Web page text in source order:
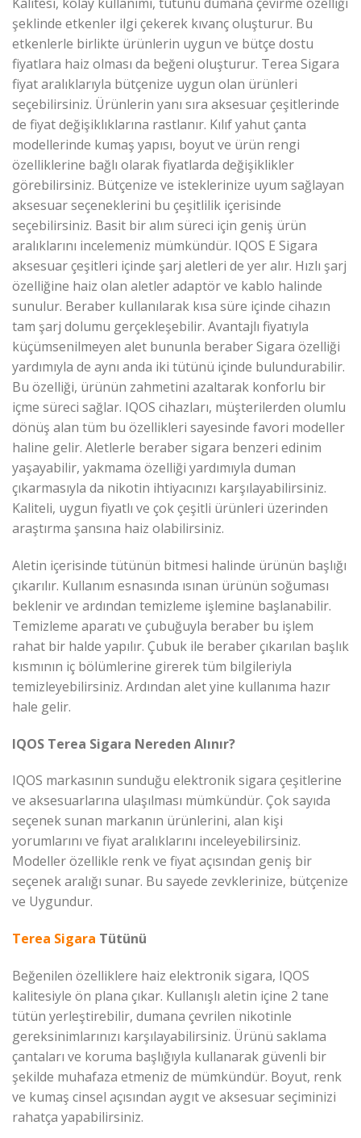
şeklinde etkenler ilgi çekerek kıvanç oluşturur. Bu
etkenlerle birlikte ürünlerin uygun ve bütçe dostu
fiyatlara haiz olması da beğeni oluşturur. Terea Sigara
fiyat aralıklarıyla bütçenize uygun olan ürünleri
seçebilirsiniz. Ürünlerin yanı sıra aksesuar çeşitlerinde
de fiyat değişiklıklarına rastlanır. Kılıf yahut çanta
modellerinde kumaş yapısı, boyut ve ürün rengi
özelliklerine bağlı olarak fiyatlarda değişiklikler
görebilirsiniz. Bütçenize ve isteklerinize uyum sağlayan
aksesuar seçeneklerini bu çeşitlilik içerisinde
seçebilirsiniz. Basit bir alım süreci için geniş ürün
aralıklarını incelemeniz mümkündür. IQOS E Sigara
aksesuar çeşitleri içinde şarj aletleri de yer alır. Hızlı şarj
özelliğine haiz olan aletler adaptör ve kablo halinde
sunulur. Beraber kullanılarak kısa süre içinde cihazın
tam şarj dolumu gerçekleşebilir. Avantajlı fiyatıyla
küçümsenilmeyen alet bununla beraber Sigara özelliği
yardımıyla de aynı anda iki tütünü içinde bulundurabilir.
Bu özelliği, ürünün zahmetini azaltarak konforlu bir
içme süreci sağlar. IQOS cihazları, müşterilerden olumlu
dönüş alan tüm bu özellikleri sayesinde favori modeller
haline gelir. Aletlerle beraber sigara benzeri edinim
yaşayabilir, yakmama özelliği yardımıyla duman
çıkarmasıyla da nikotin ihtiyacınızı karşılayabilirsiniz.
Kaliteli, uygun fiyatlı ve çok çeşitli ürünleri üzerinden
araştırma şansına haiz olabilirsiniz.
Aletin içerisinde tütünün bitmesi halinde ürünün başlığı
çıkarılır. Kullanım esnasında ısınan ürünün soğuması
beklenir ve ardından temizleme işlemine başlanabilir.
Temizleme aparatı ve çubuğuyla beraber bu işlem
rahat bir halde yapılır. Çubuk ile beraber çıkarılan başlık
kısmının iç bölümlerine girerek tüm bilgileriyla
temizleyebilirsiniz. Ardından alet yine kullanıma hazır
hale gelir.
IQOS Terea Sigara Nereden Alınır?
IQOS markasının sunduğu elektronik sigara çeşitlerine
ve aksesuarlarına ulaşılması mümkündür. Çok sayıda
seçenek sunan markanın ürünlerini, alan kişi
yorumlarını ve fiyat aralıklarını inceleyebilirsiniz.
Modeller özellikle renk ve fiyat açısından geniş bir
seçenek aralığı sunar. Bu sayede zevklerinize, bütçenize
ve Uygundur.
Terea Sigara Tütünü
Beğenilen özelliklere haiz elektronik sigara, IQOS
kalitesiyle ön plana çıkar. Kullanışlı aletin içine 2 tane
tütün yerleştirebilir, dumana çevrilen nikotinle
gereksinimlarınızı karşılayabilirsiniz. Ürünü saklama
çantaları ve koruma başlığıyla kullanarak güvenli bir
şekilde muhafaza etmeniz de mümkündür. Boyut, renk
ve kumaş cinsel açısından aygıt ve aksesuar seçiminizi
rahatça yapabilirsiniz.